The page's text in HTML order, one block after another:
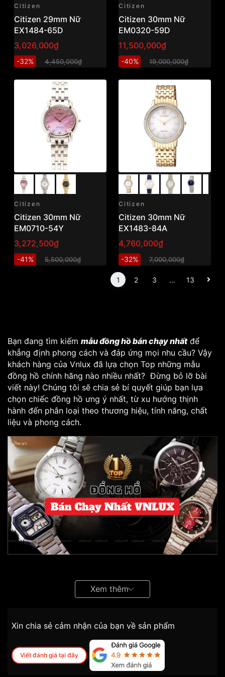
Citizen
Citizen 29mm Nữ
EX1484-65D
3,026,000₫
-32% 4,450,000₫
Citizen
Citizen 30mm Nữ
EM0320-59D
11,500,000₫
-40% 19,000,000₫
Citizen
Citizen 30mm Nữ
EM0710-54Y
3,272,500₫
-41% 5,500,000₫
Citizen
Citizen 30mm Nữ
EX1483-84A
4,760,000₫
-32% 7,000,000₫
1 2 3 … 13
Bạn đang tìm kiếm mẫu đồng hồ bán chạy nhấtđể
khẳng định phong cách và đáp ứng mọi nhu cầu? Vậy
khách hàng của Vnlux đã lựa chọn Top những mẫu
đồng hồ chính hãng nào nhiều nhất? Đừng bỏ lỡ bài
viết này! Chúng tôi sẽ chia sẻ bí quyết giúp bạn lựa
chọn chiếc đồng hồ ưng ý nhất, từ xu hướng thịnh
hành đến phân loại theo thương hiệu, tính năng, chất
liệu và phong cách.
Xem thêm
Xin chia sẻ cảm nhận của bạn về sản phẩm
Viết đánh giá tại đây